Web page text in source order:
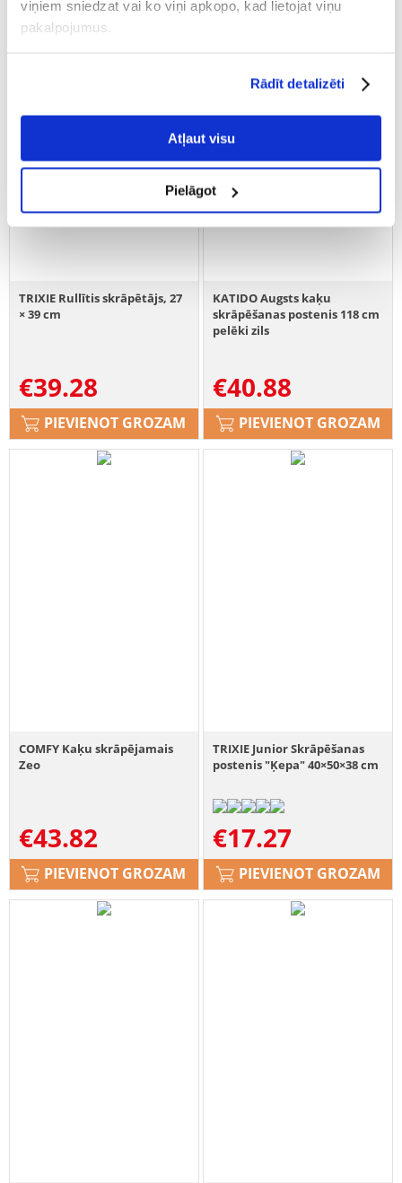
viņiem sniedzat vai ko viņi apkopo, kad lietojat viņu
pakalpojumus.
Rādīt detalizēti
Atļaut visu
Pielāgot
TRIXIE Rullītis skrāpētājs, 27
× 39 cm
€39.28
PIEVIENOT GROZAM
KATIDO Augsts kaķu
skrāpēšanas postenis 118 cm
pelēki zils
€40.88
PIEVIENOT GROZAM
COMFY Kaķu skrāpējamais
Zeo
€43.82
PIEVIENOT GROZAM
TRIXIE Junior Skrāpēšanas
postenis "Ķepa" 40×50×38 cm
€17.27
PIEVIENOT GROZAM